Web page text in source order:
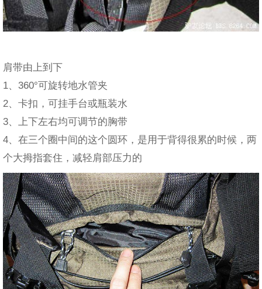
肩带由上到下
1、360°可旋转地水管夹
2、卡扣，可挂手台或瓶装水
3、上下左右均可调节的胸带
4、在三个圈中间的这个圆环，是用于背得很累的时候，两
个大拇指套住，减轻肩部压力的